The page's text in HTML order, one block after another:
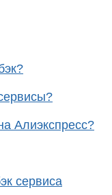
Алиэкспресс?
сервиса